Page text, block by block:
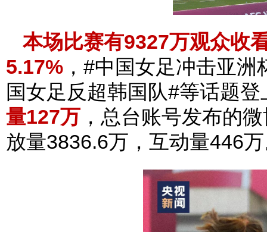
本场比赛有9327万观众收
5.17% ，#中国女足冲击亚
国女足反超韩国队#等话题登
量127万 ，总台账号发布的
放量3836.6万，互动量446